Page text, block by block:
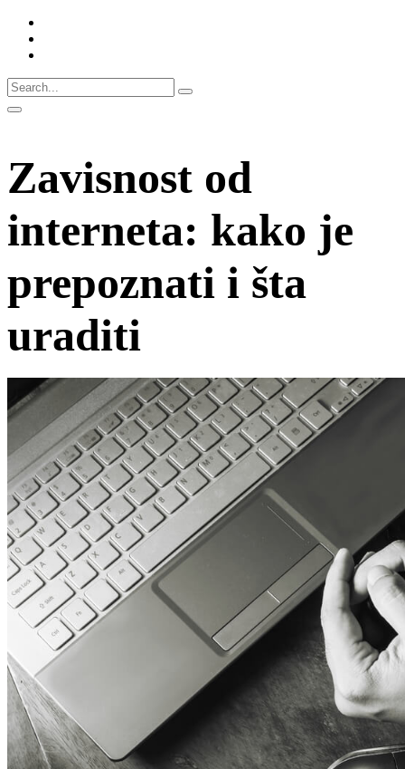
Zavisnost od
interneta: kako je
prepoznati i šta
uraditi
Početna
Blog
Bolesti zavisnosti
Zavisnost od interneta: kako je prepoznati i šta uraditi